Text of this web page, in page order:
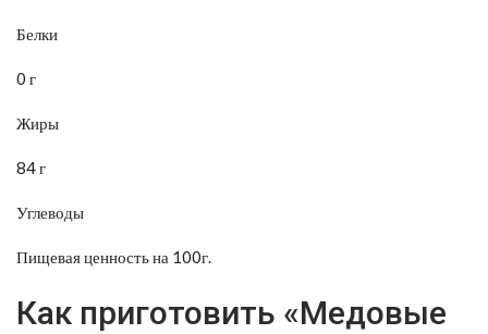
Белки
0 г
Жиры
84 г
Углеводы
Пищевая ценность на 100г.
Как приготовить «Медовые